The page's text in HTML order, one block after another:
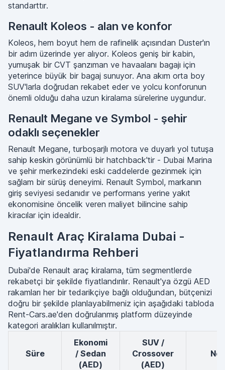
standarttır.
Renault Koleos - alan ve konfor
Koleos, hem boyut hem de rafinelik açısından Duster'ın
bir adım üzerinde yer alıyor. Koleos geniş bir kabin,
yumuşak bir CVT şanzıman ve havaalanı bagajı için
yeterince büyük bir bagaj sunuyor. Ana akım orta boy
SUV'larla doğrudan rekabet eder ve yolcu konforunun
önemli olduğu daha uzun kiralama sürelerine uygundur.
Renault Megane ve Symbol - şehir
odaklı seçenekler
Renault Megane, turboşarjlı motora ve duyarlı yol tutuşa
sahip keskin görünümlü bir hatchback'tir - Dubai Marina
ve şehir merkezindeki eski caddelerde gezinmek için
sağlam bir sürüş deneyimi. Renault Symbol, markanın
giriş seviyesi sedanıdır ve performans yerine yakıt
ekonomisine öncelik veren maliyet bilincine sahip
kiracılar için idealdir.
Renault Araç Kiralama Dubai -
Fiyatlandırma Rehberi
Dubai'de Renault araç kiralama, tüm segmentlerde
rekabetçi bir şekilde fiyatlandırılır. Renault'ya özgü AED
rakamları her bir tedarikçiye bağlı olduğundan, bütçenizi
doğru bir şekilde planlayabilmeniz için aşağıdaki tabloda
Rent-Cars.ae'den doğrulanmış platform düzeyinde
kategori aralıkları kullanılmıştır.
Süre
Ekonomi
/ Sedan
(AED)
SUV /
Crossover
(AED)